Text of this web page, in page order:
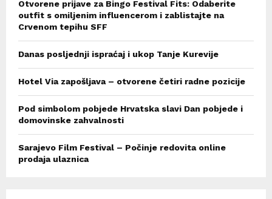
Otvorene prijave za Bingo Festival Fits: Odaberite
outfit s omiljenim influencerom i zablistajte na
Crvenom tepihu SFF
Danas posljednji ispraćaj i ukop Tanje Kurevije
Hotel Via zapošljava – otvorene četiri radne pozicije
Pod simbolom pobjede Hrvatska slavi Dan pobjede i
domovinske zahvalnosti
Sarajevo Film Festival – Počinje redovita online
prodaja ulaznica